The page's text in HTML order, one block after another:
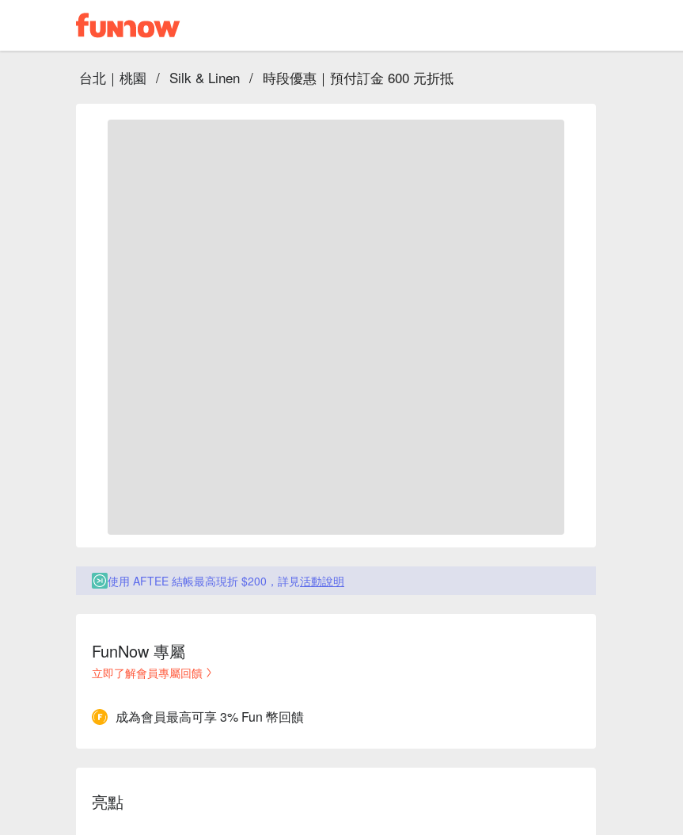
台北｜桃園 / Silk & Linen / 時段優惠｜預付訂金 600 元折抵
使用 AFTEE 結帳最高現折 $200，詳見活動說明
FunNow 專屬
立即了解會員專屬回饋
成為會員最高可享 3% Fun 幣回饋
亮點